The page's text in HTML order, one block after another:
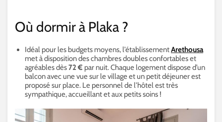
Où dormir à Plaka ?
Idéal pour les budgets moyens, l’établissementArethousa
met à disposition des chambres doubles confortables et
agréables dès72 € par nuit. Chaque logement dispose d’un
balcon avec une vue sur le village et un petit déjeuner est
proposé sur place. Le personnel de l’hôtel est très
sympathique, accueillant et aux petits soins !